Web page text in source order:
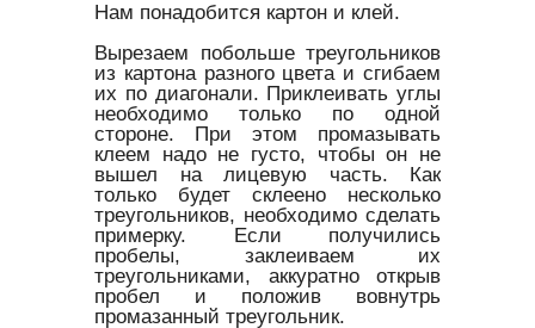
Нам понадобится картон и клей.
Вырезаем побольше треугольников
из картона разного цвета и сгибаем
их по диагонали. Приклеивать углы
необходимо только по одной
стороне. При этом промазывать
клеем надо не густо, чтобы он не
вышел на лицевую часть. Как
только будет склеено несколько
треугольников, необходимо сделать
примерку. Если получились
пробелы, заклеиваем их
треугольниками, аккуратно открыв
пробел и положив вовнутрь
промазанный треугольник.